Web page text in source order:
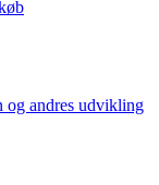
og andres udvikling